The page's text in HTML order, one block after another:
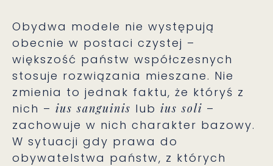
Obydwa modele nie występują
obecnie w postaci czystej –
większość państw współczesnych
stosuje rozwiązania mieszane. Nie
zmienia to jednak faktu, że któryś z
nich – ius sanguinis lub ius soli –
zachowuje w nich charakter bazowy.
W sytuacji gdy prawa do
obywatelstwa państw, z których